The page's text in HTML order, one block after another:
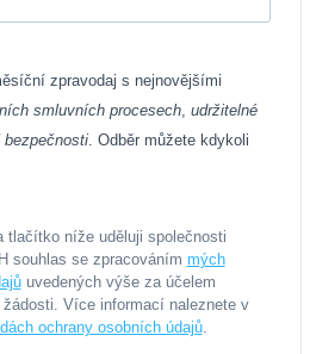
zpravodaj s nejnovějšími
smluvních procesech udržitelné
bezpečnosti . Odběr můžete kdykoli
tlačítko níže uděluji společnosti
souhlas se zpracováním mých
uvedených výše za účelem
Více informací naleznete v
ochrany osobních údajů.